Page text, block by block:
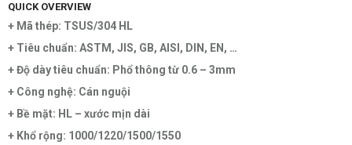
QUICK OVERVIEW
+ Mã thép: TSUS/304 HL
+ Tiêu chuẩn: ASTM, JIS, GB, AISI, DIN, EN, …
+ Độ dày tiêu chuẩn: Phổ thông từ 0.6 – 3mm
+ Công nghệ: Cán nguội
+ Bề mặt: HL – xước mịn dài
+ Khổ rộng: 1000/1220/1500/1550